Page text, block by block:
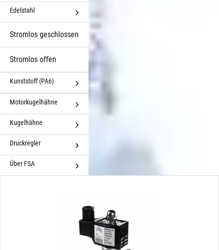
Edelstahl
Stromlos geschlossen
Stromlos offen
Kunststoff (PA6)
Motorkugelhähne
Kugelhähne
Druckregler
Über FSA